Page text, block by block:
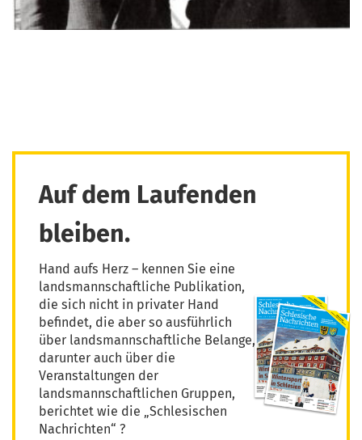
Auf dem Laufenden
bleiben.
Hand aufs Herz – kennen Sie eine
landsmannschaftliche Publikation,
die sich nicht in privater Hand
befindet, die aber so ausführlich
über landsmannschaftliche Belange,
darunter auch über die
Veranstaltungen der
landsmannschaftlichen Gruppen,
berichtet wie die „Schlesischen
Nachrichten“ ?